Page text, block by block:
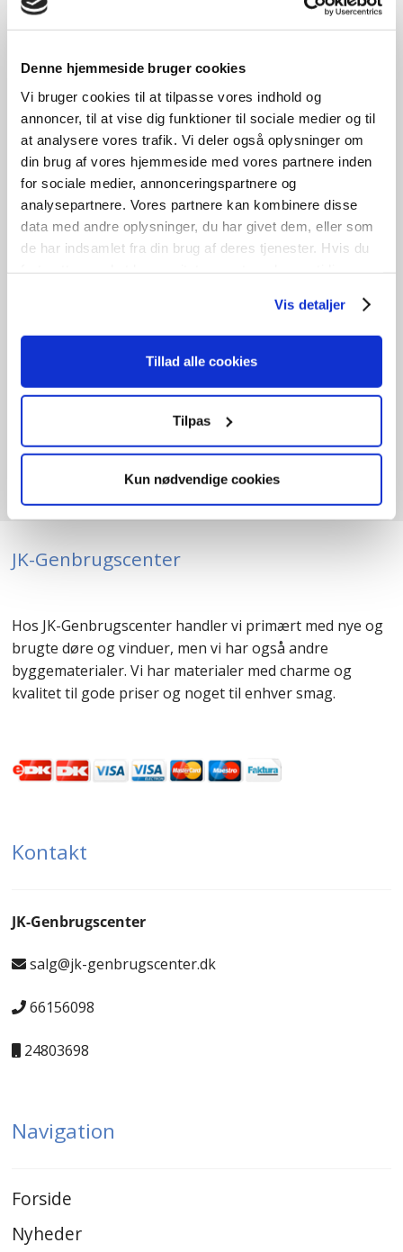
Denne hjemmeside bruger cookies
Vi bruger cookies til at tilpasse vores indhold og
annoncer, til at vise dig funktioner til sociale medier og til
at analysere vores trafik. Vi deler også oplysninger om
din brug af vores hjemmeside med vores partnere inden
for sociale medier, annonceringspartnere og
analysepartnere. Vores partnere kan kombinere disse
data med andre oplysninger, du har givet dem, eller som
de har indsamlet fra din brug af deres tjenester. Hvis du
Vis detaljer
Tillad alle cookies
Tilpas
Kun nødvendige cookies
GENBRUG
kr.800,00
209cm
JK-Genbrugscenter
Hos JK-Genbrugscenter handler vi primært med nye og
brugte døre og vinduer, men vi har også andre
byggematerialer. Vi har materialer med charme og
kvalitet til gode priser og noget til enhver smag.
Kontakt
JK-Genbrugscenter
salg@jk-genbrugscenter.dk
66156098
24803698
Navigation
Forside
Nyheder